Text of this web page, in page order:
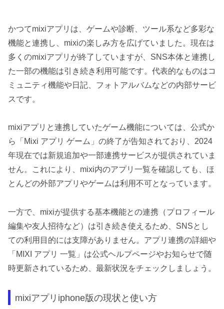
かつてmixiアプリは、ゲームや診断、ツール系など多彩な
機能と連携し、mixiの楽しみ方を広げていました。現在は
多くのmixiアプリが終了していますが、SNS本体と連携し
た一部の機能は引き続き利用可能です。代表的なものはコ
ミュニティ機能や日記、フォトアルバムなどの内部サービ
スです。
mixiアプリと連携していたゲーム機能については、公式か
ら「Mixi アプリ ゲーム」の終了が告知されており、2024
年現在では新規追加や一部連携サービスが提供されていま
せん。これにより、mixi内のアプリ一覧を確認しても、ほ
とんどの外部アプリやゲームは利用不可となっています。
一方で、mixiが提供する基本機能との連携（プロフィール
編集や友人招待など）は引き続き使えるため、SNSとし
ての利用目的には支障がありません。アプリ連携の詳細や
「MIXI アプリ 一覧」は公式ヘルプページやお知らせで随
時更新されているため、最新状況をチェックしましょう。
mixiアプリiphone版の現状と使い方